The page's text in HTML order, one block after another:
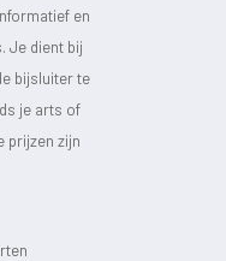
en
Je dient bij
bijsluiter te
je arts of
prijzen zijn